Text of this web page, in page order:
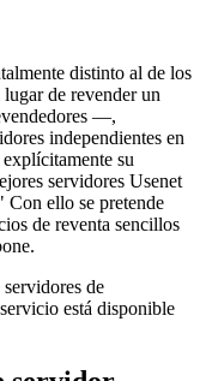
distinto al de los
de revender un
—,
independientes en
su
servidores Usenet
Con ello se pretende
de reventa sencillos
de
está disponible